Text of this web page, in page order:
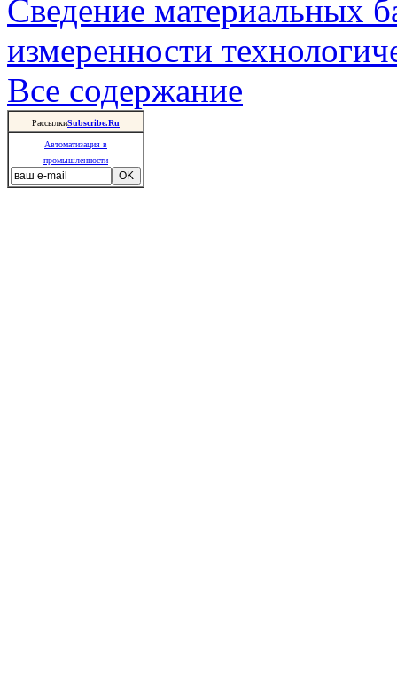
Сведение материальных
измеренности
Все содержание
РассылкиSubscribe.Ru
Автоматизация в
промышленности